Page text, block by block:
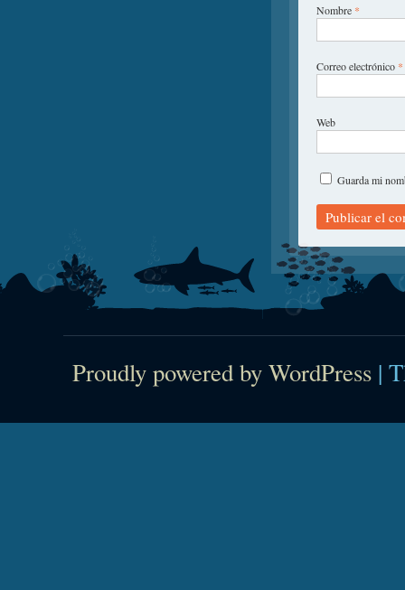
Nombre *
Correo electrónico *
Web
Guarda mi
Proudly powered by WordPress |